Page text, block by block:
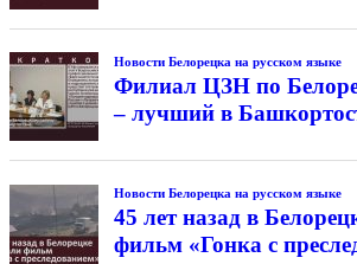
Новости Белорецка на русском языке
Филиал ЦЗН по
– лучший в
Новости Белорецка на русском языке
45 лет назад в
фильм «Гонка с